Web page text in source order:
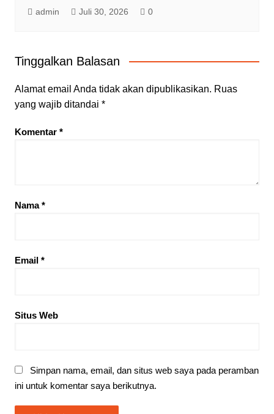
admin Juli 30, 2026 0
Tinggalkan Balasan
Alamat email Anda tidak akan dipublikasikan. Ruas
yang wajib ditandai *
Komentar *
Nama*
Email *
Situs Web
Simpan nama, email, dan situs web saya pada peramban
ini untuk komentar saya berikutnya.